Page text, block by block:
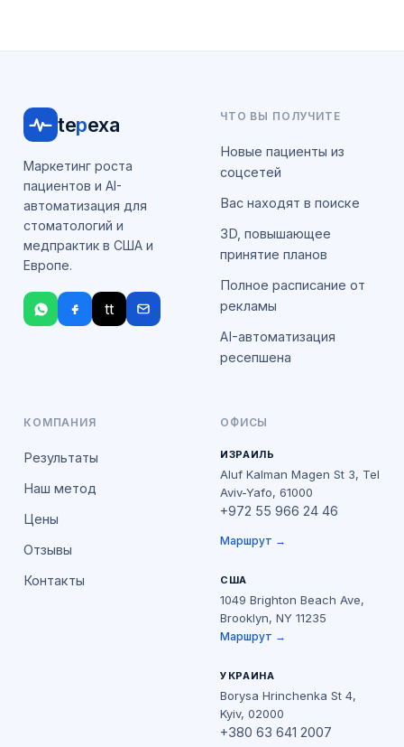
tepexa
Маркетинг роста
пациентов и AI-
автоматизация для
стоматологий и
медпрактик в США и
Европе.
tt
ЧТО ВЫ ПОЛУЧИТЕ
Новые пациенты из
соцсетей
Вас находят в поиске
3D, повышающее
принятие планов
Полное расписание от
рекламы
AI-автоматизация
ресепшена
КОМПАНИЯ
Результаты
Наш метод
Цены
Отзывы
Контакты
ОФИСЫ
ИЗРАИЛЬ
Aluf Kalman Magen St 3, Tel
Aviv-Yafo, 61000
+972 55 966 24 46
Маршрут →
США
1049 Brighton Beach Ave,
Brooklyn, NY 11235
Маршрут →
УКРАИНА
Borysa Hrinchenka St 4,
Kyiv, 02000
+380 63 641 2007